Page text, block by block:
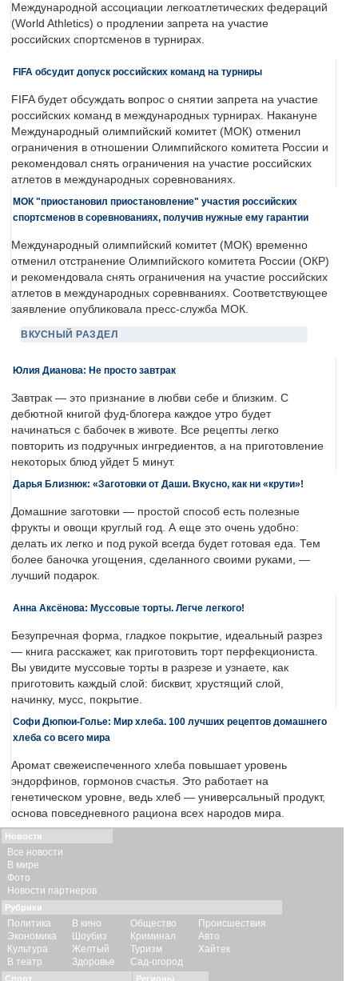
Международной ассоциации легкоатлетических федераций
(World Athletics) о продлении запрета на участие
российских спортсменов в турнирах.
FIFA обсудит допуск российских команд на турниры
FIFA будет обсуждать вопрос о снятии запрета на участие
российских команд в международных турнирах. Накануне
Международный олимпийский комитет (МОК) отменил
ограничения в отношении Олимпийского комитета России и
рекомендовал снять ограничения на участие российских
атлетов в международных соревнованиях.
МОК "приостановил приостановление" участия российских
спортсменов в соревнованиях, получив нужные ему гарантии
Международный олимпийский комитет (МОК) временно
отменил отстранение Олимпийского комитета России (ОКР)
и рекомендовала снять ограничения на участие российских
атлетов в международных соревнваниях. Соответствующее
заявление опубликовала пресс-служба МОК.
ВКУСНЫЙ РАЗДЕЛ
Юлия Дианова: Не просто завтрак
Завтрак — это признание в любви себе и близким. С
дебютной книгой фуд-блогера каждое утро будет
начинаться с бабочек в животе. Все рецепты легко
повторить из подручных ингредиентов, а на приготовление
некоторых блюд уйдет 5 минут.
Дарья Близнюк: «Заготовки от Даши. Вкусно, как ни «крути»!
Домашние заготовки — простой способ есть полезные
фрукты и овощи круглый год. А еще это очень удобно:
делать их легко и под рукой всегда будет готовая еда. Тем
более баночка угощения, сделанного своими руками, —
лучший подарок.
Анна Аксёнова: Муссовые торты. Легче легкого!
Безупречная форма, гладкое покрытие, идеальный разрез
— книга расскажет, как приготовить торт перфекциониста.
Вы увидите муссовые торты в разрезе и узнаете, как
приготовить каждый слой: бисквит, хрустящий слой,
начинку, мусс, покрытие.
Софи Дюпюи-Голье: Мир хлеба. 100 лучших рецептов домашнего
хлеба со всего мира
Аромат свежеиспеченного хлеба повышает уровень
эндорфинов, гормонов счастья. Это работает на
генетическом уровне, ведь хлеб — универсальный продукт,
основа повседневного рациона всех народов мира.
Новости
Все новости
В мире
Фото
Новости партнеров
Рубрики
Политика
Экономика
Культура
В театр
В кино
Шоубиз
Желтый
Здоровье
Общество
Криминал
Туризм
Сад-огород
Происшествия
Авто
Хайтек
Спорт Регионы